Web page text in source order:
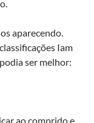
aparecendo.
Iam
ser melhor:
ao comprido e